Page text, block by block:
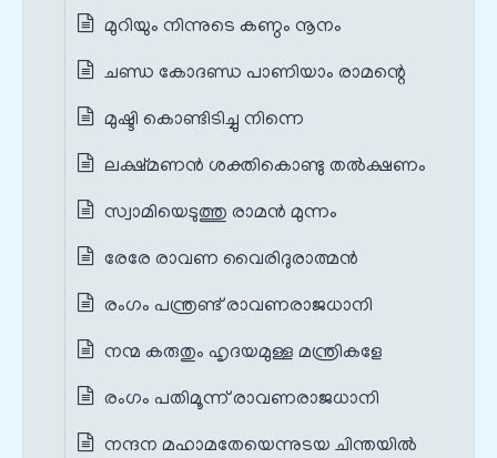
മുറിയും നിന്നുടെ കണ്ഠം നൂനം
ചണ്ഡ കോദണ്ഡ പാണിയാം രാമന്റെ
മുഷ്ടി കൊണ്ടിടിച്ചു നിന്നെ
ലക്ഷ്മണൻ ശക്തികൊണ്ടു തൽക്ഷണം
സ്വാമിയെടുത്തു രാമൻ മുന്നം
രേരേ രാവണ വൈരിദുരാത്മൻ
രംഗം പന്ത്രണ്ട് രാവണരാജധാനി
നന്മ കരുതും ഹൃദയമുള്ള മന്ത്രികളേ
രംഗം പതിമൂന്ന് രാവണരാജധാനി
നന്ദന മഹാമതേയെന്നുടയ ചിന്തയിൽ